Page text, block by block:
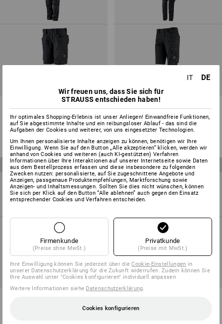
KINDER-SET: Bundhose + Short
e.s.motion ten
ab 77,84 €ab 70,05 €
(m. MwSt.)
DAMEN-SET: Bundhose + Short
e.s.motion ten
ab 158,36 €ab 142,52 €
(m. MwSt.)
2 Artikel im Set
SETPREIS -10%
2 Artikel im Set
SETPREIS -10%
e.s.motion 2020
IT DE
Wir freuen uns, dass Sie sich für
STRAUSS entschieden haben!
Ihr optimales Shopping-Erlebnis ist unser Anliegen! Einwandfreie Funktionen,
auf Sie abgestimmte Inhalte und ein reibungsloser Ablauf - das sind die
Aufgaben der Cookies und weiterer, von uns eingesetzter Technologien.
Um Ihnen personalisierte Inhalte anzeigen zu können, benötigen wir Ihre
Einwilligung. Wenn Sie auf den Button „Alle akzeptieren“ klicken, werden wir
anhand von Cookies und weiteren (auch KI-gestützten) Verfahren
Informationen über Ihre Interaktionen auf unserer Internetseite sowie Daten
aus dem Bestellprozess erfassen und diese insbesondere zu folgenden
Zwecken nutzen: personalisierte, auf Sie zugeschnittene Angebote und
Anzeigen, passgenaue Produktempfehlungen, Marktforschung sowie
Anzeigen- und Inhaltsmessungen. Sollten Sie dies nicht wünschen, können
Sie sich per Klick auf den Button “Alle ablehnen” auch gegen den Einsatz
entsprechender Cookies und Verfahren entscheiden.
Firmenkunde
(Preise ohne MwSt.)
Privatkunde
(Preise mit MwSt.)
Ihre Einwilligung können Sie jederzeit über dieCookie-Einstellungen in
unserer Datenschutzerklärung für die Zukunft widerrufen. Zudem können Sie
Ihre Auswahl unter "Cookies konfigurieren" individuell anpassen
Weitere Informationen siehe Datenschutzerklärung
Cookies konfigurieren